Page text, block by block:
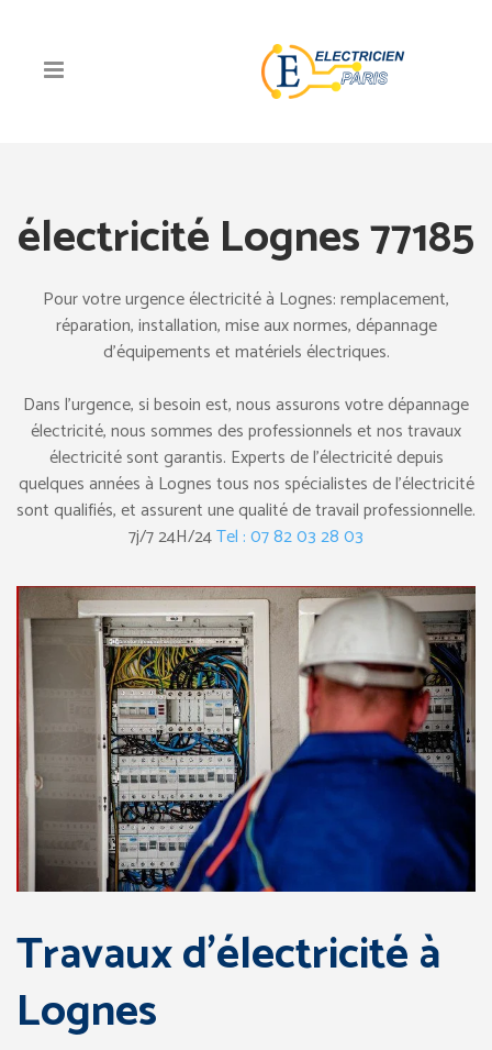
électricité Lognes 77185
Pour votre urgence électricité à Lognes: remplacement,
réparation, installation, mise aux normes, dépannage
d’équipements et matériels électriques.
Dans l’urgence, si besoin est, nous assurons votre dépannage
électricité, nous sommes des professionnels et nos travaux
électricité sont garantis. Experts de l’électricité depuis
quelques années à Lognes tous nos spécialistes de l’électricité
sont qualifiés, et assurent une qualité de travail professionnelle.
7j/7 24H/24Tel : 07 82 03 28 03
Travaux d’électricité à
Lognes